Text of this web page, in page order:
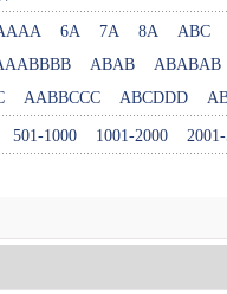
6A 7A 8A
ABC
ABAB
ABABAB
AABBCCC ABCDDD
501-1000 1001-2000